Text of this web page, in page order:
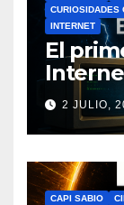
CURIOSIDADES
INTERNET
El
historia
2 JULIO,
CAPI SABIO